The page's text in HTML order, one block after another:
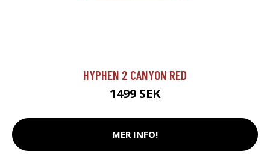
HYPHEN 2 CANYON RED
1499 SEK
MER INFO!